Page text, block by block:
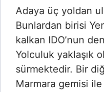
Adaya üç yoldan
Bunlardan birisi
kalkan IDO’nun
Yolculuk yaklaşık
sürmektedir. Bir
Marmara gemisi